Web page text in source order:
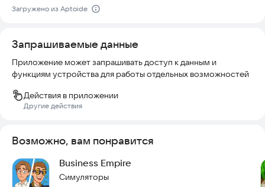
Загружено из Aptoide
Запрашиваемые данные
Приложение может запрашивать доступ к данным и
функциям устройства для работы отдельных возможностей
Действия в приложении
Другие действия
Возможно, вам понравится
Business Empire
Симуляторы